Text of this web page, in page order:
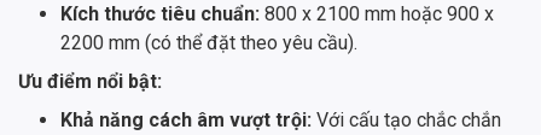
Kích thước tiêu chuẩn: 800 x 2100 mm hoặc 900 x
2200 mm (có thể đặt theo yêu cầu).
Ưu điểm nổi bật:
Khả năng cách âm vượt trội: Với cấu tạo chắc chắn